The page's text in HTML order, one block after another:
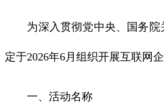
为深入贯彻党中央、国务院关
定于2026年6月组织开展互联网
一、活动名称